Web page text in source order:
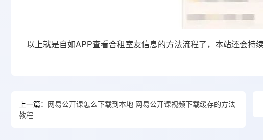
以上就是自如APP查看合租室友信息的方法流程了，本站还会持
上一篇： 网易公开课怎么下载到本地 网易公开课视频下载缓存的方法
教程